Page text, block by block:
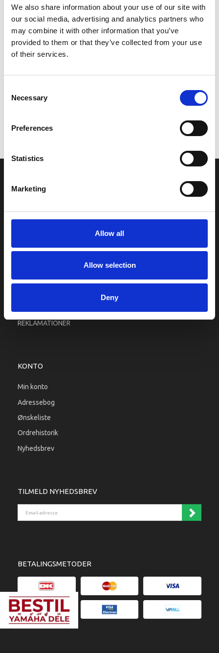
We also share information about your use of our site with
our social media, advertising and analytics partners who
may combine it with other information that you’ve
provided to them or that they’ve collected from your use
of their services.
Selection
Necessary
Preferences
Statistics
Marketing
Allow all
Allow selection
Deny
Model/varenr.: EU0626930100
313,45 DKK
Læg i kurv
Vi oplever i øjeblikket store og hyppige prisændringer i markedet.
Derfor kan der i enkelte tilfælde være produkter, som ikke kan
INFORMATIONER
Fragt og levering
Betingelser & Vilkår
Købsgaranti
REKLAMATIONER
KONTO
Min konto
Adressebog
Ønskeliste
Ordrehistorik
Nyhedsbrev
TILMELD NYHEDSBREV
BETALINGSMETODER